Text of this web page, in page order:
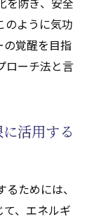
のように気功
覚醒を目指
ローチ法と言
活用する
ためには、
、エネルギ